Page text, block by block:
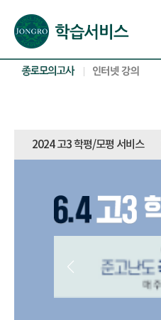
2024 고3 학평/모평 서비스